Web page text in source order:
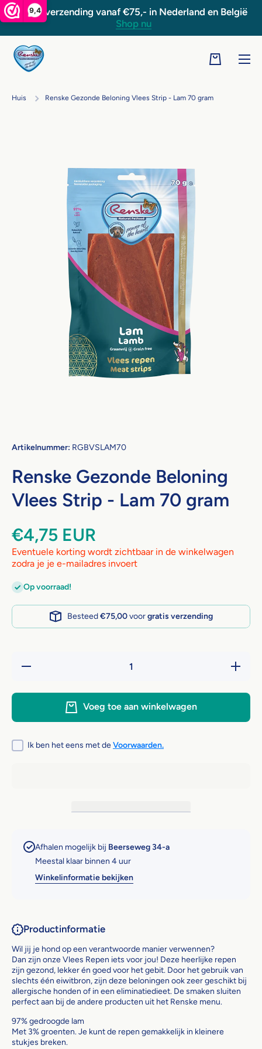
9,4
Doorgaan naar artikel
Gratis verzending vanaf €75,- in Nederland en België
Shop nu
Huis Renske Gezonde Beloning Vlees Strip - Lam 70 gram
Artikelnummer: RGBVSLAM70
Renske Gezonde Beloning
Vlees Strip - Lam 70 gram
€4,75 EUR
Eventuele korting wordt zichtbaar in de winkelwagen
zodra je je e-mailadres invoert
Op voorraad!
Besteed€75,00voorgratis verzending
Hoeveelheid
Verhoog
Vlees
Voeg toe aan winkelwagen
Ik ben het eens met deVoorwaarden.
Afhalen mogelijk bij Beerseweg 34-a
Meestal klaar binnen 4 uur
Winkelinformatie bekijken
Productinformatie
Wil jij je hond op een verantwoorde manier verwennen?
Dan zijn onze Vlees Repen iets voor jou! Deze heerlijke repen
zijn gezond, lekker én goed voor het gebit. Door het gebruik van
slechts één eiwitbron, zijn deze beloningen ook zeer geschikt bij
allergische honden of in een eliminatiedieet. De smaken sluiten
perfect aan bij de andere producten uit het Renske menu.
97% gedroogde lam
Met 3% groenten. Je kunt de repen gemakkelijk in kleinere
stukjes breken.